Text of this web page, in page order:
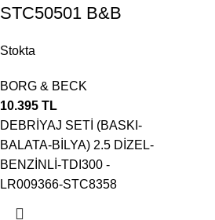
STC50501 B&B
Stokta
BORG & BECK
10.395 TL
DEBRİYAJ SETİ (BASKI-
BALATA-BİLYA) 2.5 DİZEL-
BENZİNLİ-TDI300 -
LR009366-STC8358